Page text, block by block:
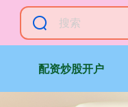
配资炒股开户